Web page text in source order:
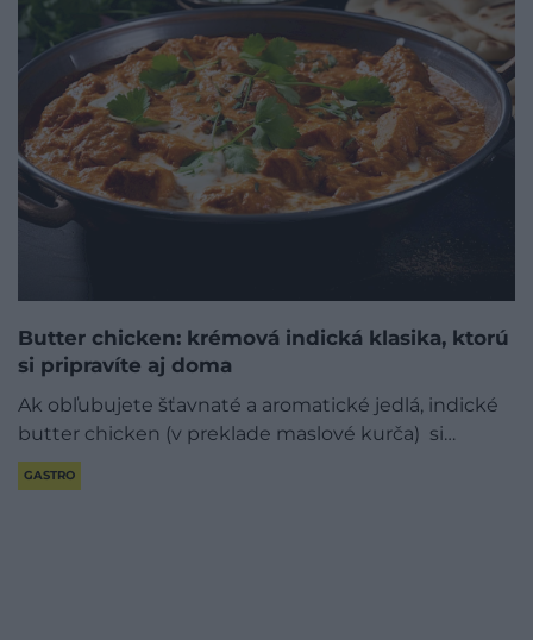
Butter chicken: krémová indická klasika, ktorú
si pripravíte aj doma
Ak obľubujete šťavnaté a aromatické jedlá, indické
butter chicken (v preklade maslové kurča) si…
GASTRO